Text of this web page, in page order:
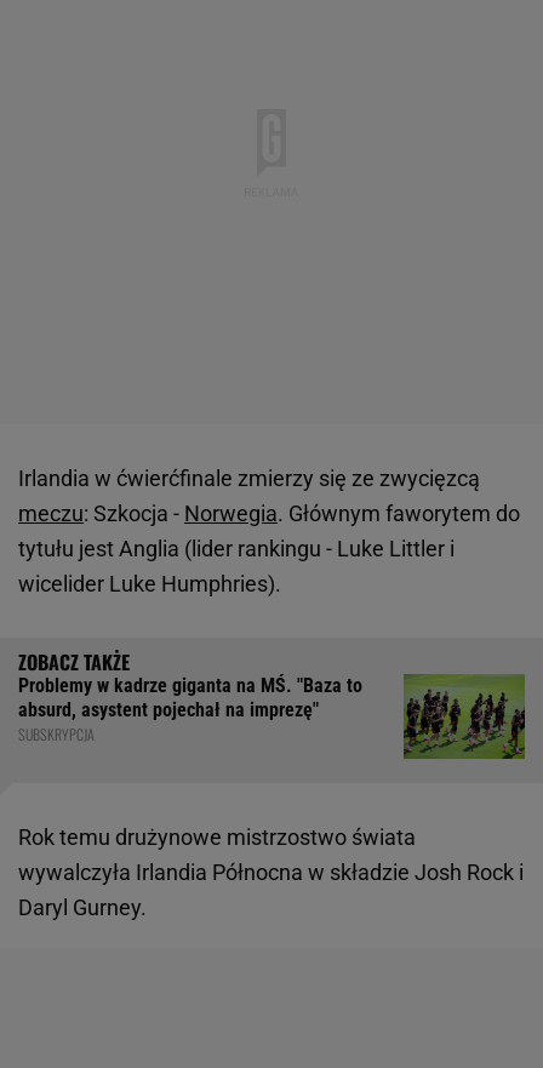
Irlandia w ćwierćfinale zmierzy się ze zwycięzcą
meczu: Szkocja - Norwegia. Głównym faworytem do
tytułu jest Anglia (lider rankingu - Luke Littler i
wicelider Luke Humphries).
Problemy w kadrze giganta na MŚ. "Baza to
absurd, asystent pojechał na imprezę"
SUBSKRYPCJA
Rok temu drużynowe mistrzostwo świata
wywalczyła Irlandia Północna w składzie Josh Rock i
Daryl Gurney.